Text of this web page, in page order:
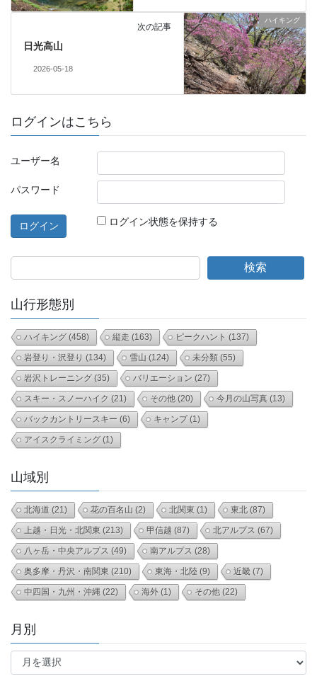
ハイキング
次の記事
日光高山
2026-05-18
ログインはこちら
ユーザー名
パスワード
ログイン状態を保持する
検索
山行形態別
ハイキング (458) 縦走 (163) ピークハント (137)
岩登り・沢登り (134) 雪山 (124) 未分類 (55)
岩沢トレーニング (35) バリエーション (27)
スキー・スノーハイク (21) その他 (20) 今月の山写真 (13)
バックカントリースキー (6) キャンプ(1)
アイスクライミング (1)
山域別
北海道 (21) 花の百名山 (2) 北関東 (1) 東北 (87)
上越・日光・北関東 (213) 甲信越 (87) 北アルプス (67)
八ヶ岳・中央アルプス (49) 南アルプス (28)
奥多摩・丹沢・南関東 (210) 東海・北陸 (9) 近畿 (7)
中四国・九州・沖縄 (22) 海外 (1) その他 (22)
月別
月